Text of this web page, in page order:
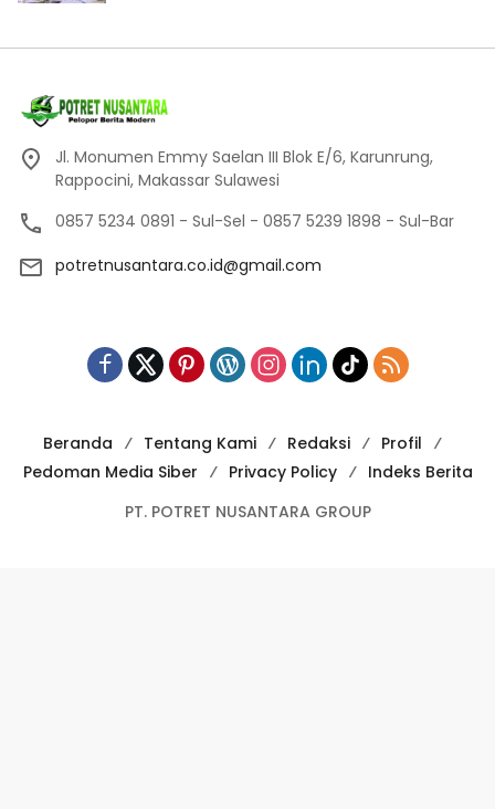
Jl. Monumen Emmy Saelan III Blok E/6, Karunrung,
Rappocini, Makassar Sulawesi
0857 5234 0891 - Sul-Sel - 0857 5239 1898 - Sul-Bar
potretnusantara.co.id@gmail.com
Beranda Tentang Kami Redaksi
Profil
Pedoman Media Siber
Privacy Policy
Indeks Berita
PT. POTRET NUSANTARA GROUP